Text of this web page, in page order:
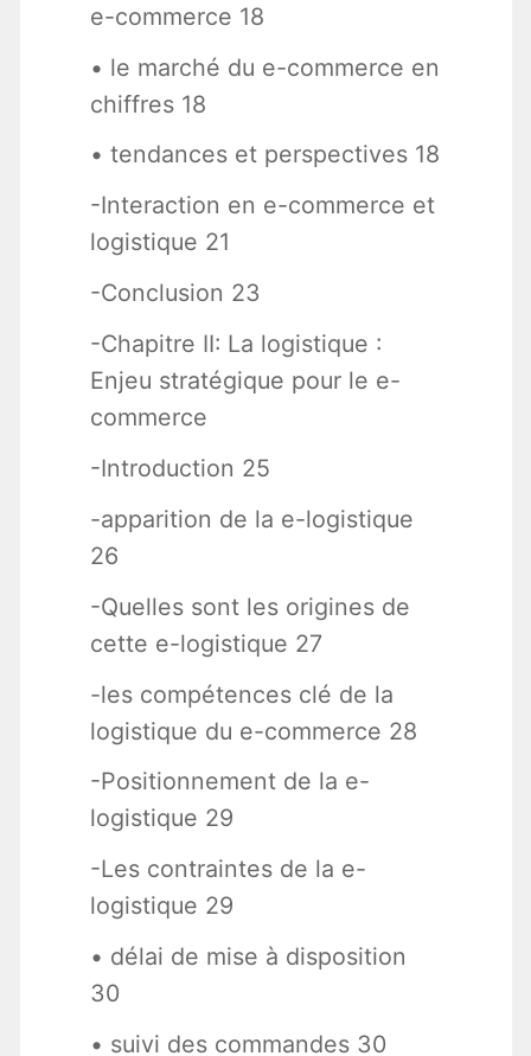
e-commerce 18
• le marché du e-commerce en
chiffres 18
• tendances et perspectives 18
-Interaction en e-commerce et
logistique 21
-Conclusion 23
-Chapitre II: La logistique :
Enjeu stratégique pour le e-
commerce
-Introduction 25
-apparition de la e-logistique
26
-Quelles sont les origines de
cette e-logistique 27
-les compétences clé de la
logistique du e-commerce 28
-Positionnement de la e-
logistique 29
-Les contraintes de la e-
logistique 29
• délai de mise à disposition
30
• suivi des commandes 30